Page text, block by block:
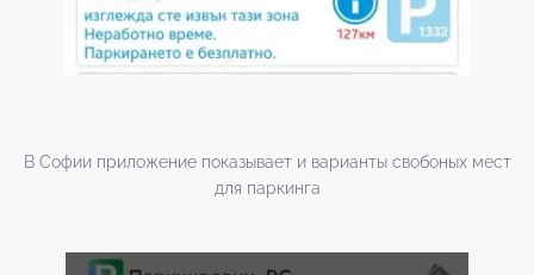
В Софии приложение показывает и варианты свобоных мест
для паркинга